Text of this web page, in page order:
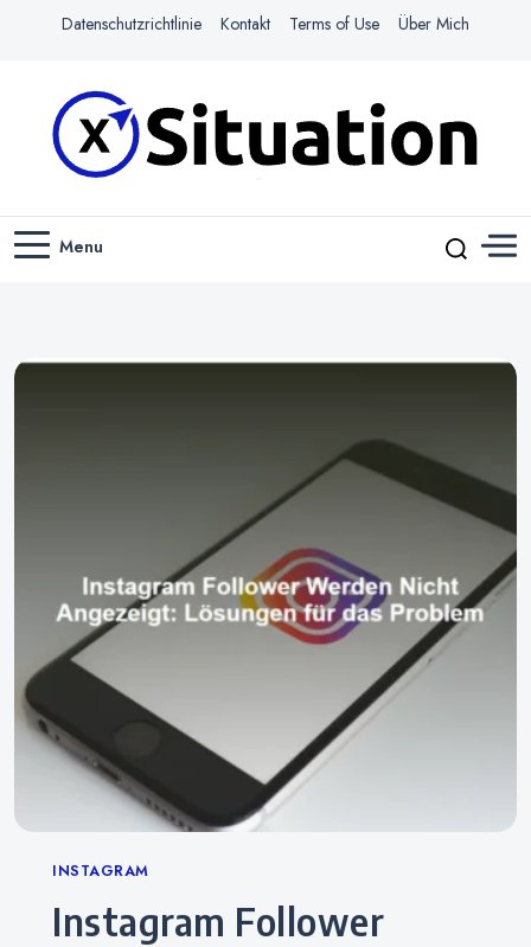
Datenschutzrichtlinie Kontakt Terms of Use Über Mich
X-SITUATION
Menu
Categories
INSTAGRAM
Instagram Follower